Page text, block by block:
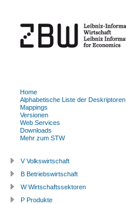
Home
Alphabetische Liste der Deskriptoren
Mappings
Versionen
Web Services
Downloads
Mehr zum STW
V Volkswirtschaft
B Betriebswirtschaft
W Wirtschaftssektoren
P Produkte